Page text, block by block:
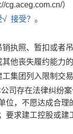
cg.aceg.com.cn/
√ 接受？ 。
执照、暂扣或者
其他丧失履约能力
集团列入 限制交
司存在法律纠纷
位，不愿达成合
要求建工控股或